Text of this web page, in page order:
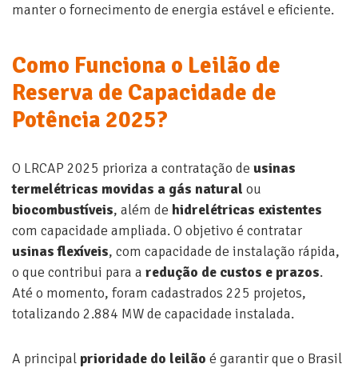
manter o fornecimento de energia estável e eficiente.
Como Funciona o Leilão de
Reserva de Capacidade de
Potência 2025?
O LRCAP 2025 prioriza a contratação de usinas
termelétricas movidas a gás natural ou
biocombustíveis, além de hidrelétricas existentes
com capacidade ampliada. O objetivo é contratar
usinas flexíveis, com capacidade de instalação rápida,
o que contribui para a redução de custos e prazos.
Até o momento, foram cadastrados 225 projetos,
totalizando 2.884 MW de capacidade instalada.
A principal prioridade do leilão é garantir que o Brasil